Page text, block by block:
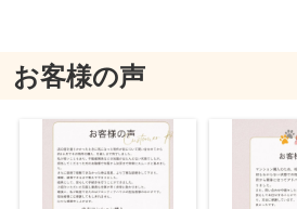
お客様の声